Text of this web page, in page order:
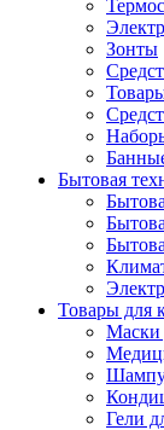
Зонты
Бытовая
Товары для
Маски
Гели